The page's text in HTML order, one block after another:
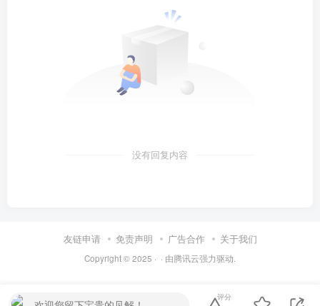
没有回复内容
友链申请 免责声明 广告合作 关于我们
Copyright © 2025 · · 由腾讯云强力驱动.
评分